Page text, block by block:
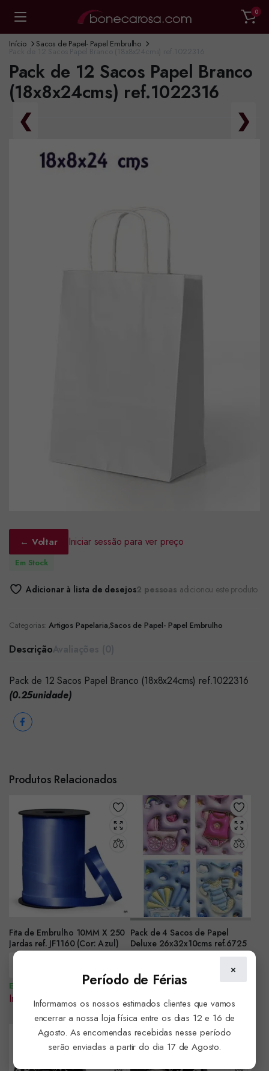
0
Início Sacos de Papel- Papel Embrulho
Pack de 12 Sacos Papel Branco (18x8x24cms) ref.1022316
Pack de 12 Sacos Papel Branco
(18x8x24cms) ref.1022316
❮ ❯
← Voltar Iniciar sessão para ver preço
Em Stock
Adicionar à lista de desejos2 pessoas adicionou este produto
Categorias: Artigos Papelaria,Sacos de Papel- Papel Embrulho
Descrição
Pack de 12 Sacos Papel Branco (18x8x24cms) ref.1022316
(0.25unidade)
Produtos Relacionados
Fita de Embrulho 10MM X 250
Jardas ref. JF1160 (Cor: Azul)
Em Stock
Iniciar sessão para ver preço
Pack de 4 Sacos de Papel
Deluxe 26x32x10cms ref.6725
Em Stock
Iniciar sessão para ver preço
×
Período de Férias
Informamos os nossos estimados clientes que vamos
encerrar a nossa loja física entre os dias 12 e 16 de
Agosto. As encomendas recebidas nesse período
serão enviadas a partir do dia 17 de Agosto.